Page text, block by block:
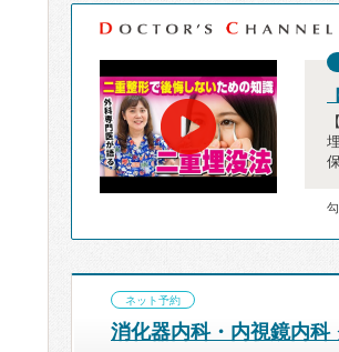
ネット予約
消化器内科・内視鏡内科